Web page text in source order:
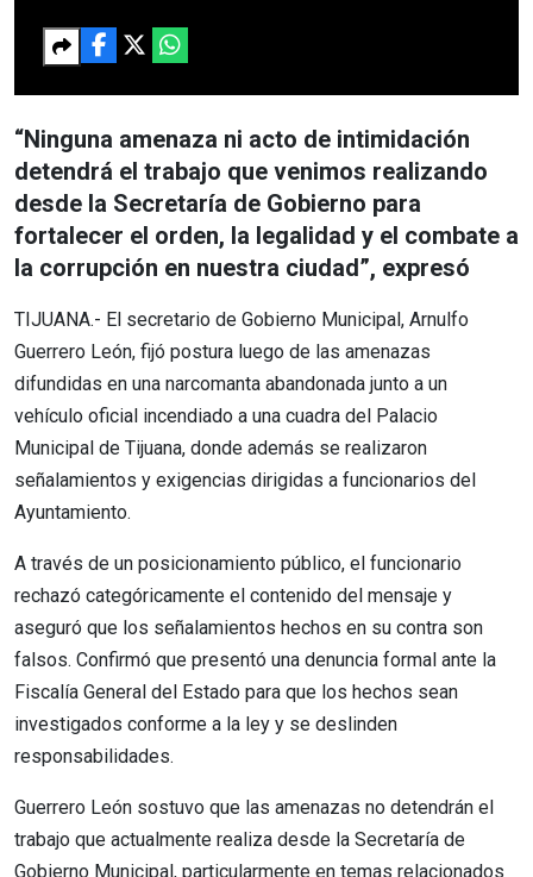
“Ninguna amenaza ni acto de intimidación
detendrá el trabajo que venimos realizando
desde la Secretaría de Gobierno para
fortalecer el orden, la legalidad y el combate a
la corrupción en nuestra ciudad”, expresó
TIJUANA.- El secretario de Gobierno Municipal, Arnulfo
Guerrero León, fijó postura luego de las amenazas
difundidas en una narcomanta abandonada junto a un
vehículo oficial incendiado a una cuadra del Palacio
Municipal de Tijuana, donde además se realizaron
señalamientos y exigencias dirigidas a funcionarios del
Ayuntamiento.
A través de un posicionamiento público, el funcionario
rechazó categóricamente el contenido del mensaje y
aseguró que los señalamientos hechos en su contra son
falsos. Confirmó que presentó una denuncia formal ante la
Fiscalía General del Estado para que los hechos sean
investigados conforme a la ley y se deslinden
responsabilidades.
Guerrero León sostuvo que las amenazas no detendrán el
trabajo que actualmente realiza desde la Secretaría de
Gobierno Municipal, particularmente en temas relacionados